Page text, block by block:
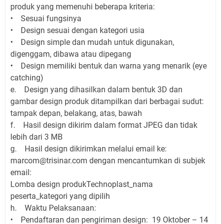
produk yang memenuhi beberapa kriteria:
• Sesuai fungsinya
• Design sesuai dengan kategori usia
• Design simple dan mudah untuk digunakan,
digenggam, dibawa atau dipegang
• Design memiliki bentuk dan warna yang menarik (eye
catching)
e. Design yang dihasilkan dalam bentuk 3D dan
gambar design produk ditampilkan dari berbagai sudut:
tampak depan, belakang, atas, bawah
f. Hasil design dikirim dalam format JPEG dan tidak
lebih dari 3 MB
g. Hasil design dikirimkan melalui email ke:
marcom@trisinar.com dengan mencantumkan di subjek
email:
Lomba design produkTechnoplast_nama
peserta_kategori yang dipilih
h. Waktu Pelaksanaan:
• Pendaftaran dan pengiriman design: 19 Oktober – 14